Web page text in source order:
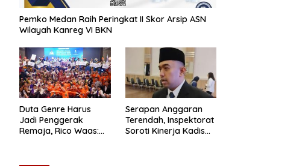
Pemko Medan Raih Peringkat II Skor Arsip ASN
Wilayah Kanreg VI BKN
Duta Genre Harus
Jadi Penggerak
Remaja, Rico Waas:
Serapan Anggaran
Terendah, Inspektorat
Soroti Kinerja Kadis